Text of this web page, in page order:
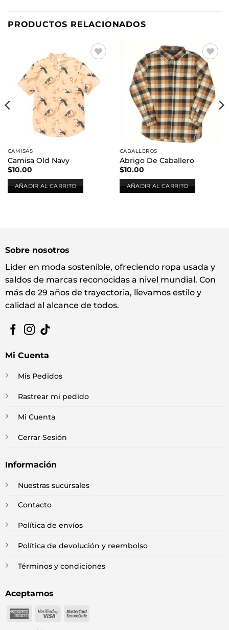
PRODUCTOS RELACIONADOS
Añadir
a la
lista de
deseos
CAMISAS
Camisa Old Navy
$10.00
AÑADIR AL CARRITO
Añadir
a la
lista de
deseos
CABALLEROS
Abrigo De Caballero
$10.00
AÑADIR AL CARRITO
Sobre nosotros
Líder en moda sostenible, ofreciendo ropa usada y
saldos de marcas reconocidas a nivel mundial. Con
más de 29 años de trayectoria, llevamos estilo y
calidad al alcance de todos.
Mi Cuenta
Mis Pedidos
Rastrear mi pedido
Mi Cuenta
Cerrar Sesión
Información
Nuestras sucursales
Contacto
Política de envíos
Política de devolución y reembolso
Términos y condiciones
Aceptamos
American
Visa
MasterCard